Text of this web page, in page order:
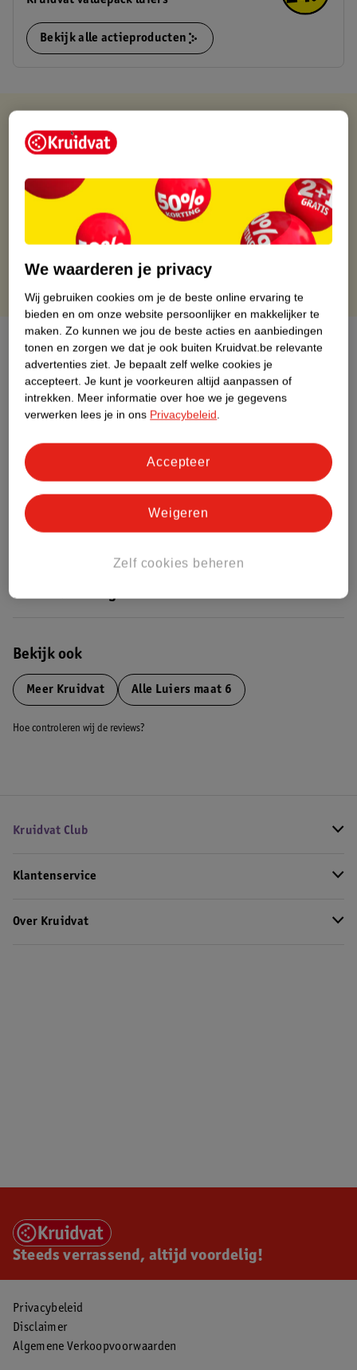
Bekijk alle actieproducten
Kruidvat is altijd voordelig
Op werkdagen voor 22:00 uur besteld, volgende dag in huis
Gratis thuisbezorgd vanaf 50.00
Gratis retourneren binnen 30 dagen
Gratis punten met je Kruidvat kaart
Over dit product
Productinformatie
Etiketinformatie
Nature Impact Score
Dit product heeft (nog) geen Nature
Impact Score.
Meer informatie
Bestel & Bezorginformatie
Bekijk ook
Meer Kruidvat Alle Luiers maat 6
Hoe controleren wij de reviews?
Kruidvat Club
Klantenservice
Over Kruidvat
Steeds verrassend, altijd voordelig!
Privacybeleid
Disclaimer
Algemene Verkoopvoorwaarden
We waarderen je privacy
Wij gebruiken cookies om je de beste online ervaring te
bieden en om onze website persoonlijker en makkelijker te
maken. Zo kunnen we jou de beste acties en aanbiedingen
tonen en zorgen we dat je ook buiten Kruidvat.be relevante
advertenties ziet. Je bepaalt zelf welke cookies je
accepteert. Je kunt je voorkeuren altijd aanpassen of
intrekken. Meer informatie over hoe we je gegevens
verwerken lees je in ons Privacybeleid.
Zelf cookies beheren
Weigeren
Accepteer